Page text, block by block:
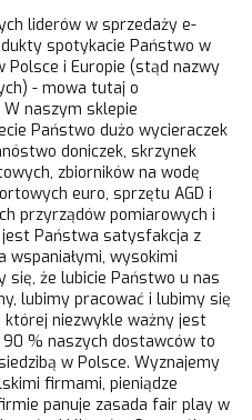
liderów w sprzedaży e-
spotykacie Państwo w
Polsce i Europie (stąd nazwy
- mowa tutaj o
W naszym sklepie
Państwo dużo wycieraczek
doniczek, skrzynek
zbiorników na wodę
euro, sprzętu AGD i
przyrządów pomiarowych i
jest Państwa satysfakcja z
wspaniałymi, wysokimi
się, że lubicie Państwo u nas
lubimy pracować i lubimy się
niezwykle ważny jest
% naszych dostawców to
w Polsce. Wyznajemy
firmami, pieniądze
panuje zasada fair play w